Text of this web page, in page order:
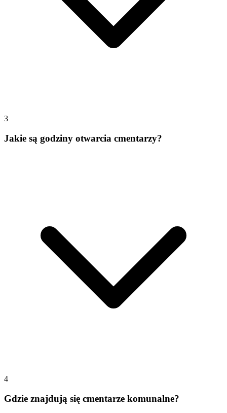
3
Jakie są godziny otwarcia cmentarzy?
4
Gdzie znajdują się cmentarze komunalne?